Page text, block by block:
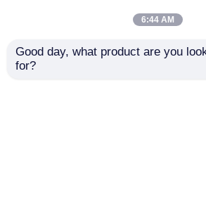
6:44 AM
Good day, what product are you
for?